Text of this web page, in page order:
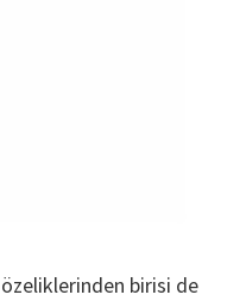
birisi de